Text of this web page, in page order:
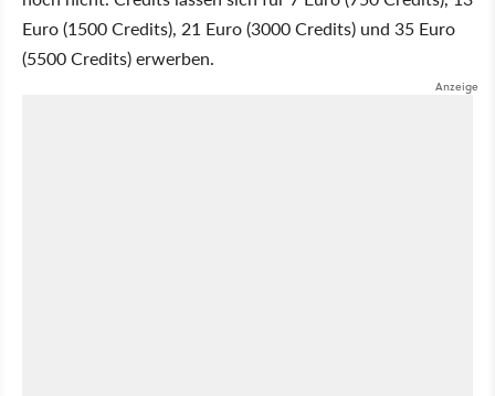
Euro (1500 Credits), 21 Euro (3000 Credits) und 35 Euro
(5500 Credits) erwerben.